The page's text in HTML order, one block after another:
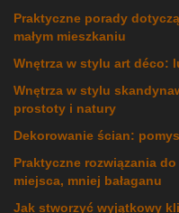
Praktyczne porady
małym mieszkaniu
Wnętrza w stylu art déco:
Wnętrza w stylu
prostoty i natury
Dekorowanie ścian:
Praktyczne rozwiązania
miejsca, mniej bałaganu
Jak stworzyć wyjątkowy